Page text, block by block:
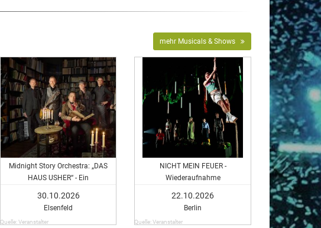
mehr Musicals & Shows
Midnight Story Orchestra: „DAS
HAUS USHER“ - Ein
Poe und Ray Bradbury
30.10.2026
Elsenfeld
Quelle: Veranstalter
NICHT MEIN FEUER -
Wiederaufnahme
22.10.2026
Berlin
Quelle: Veranstalter